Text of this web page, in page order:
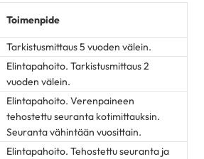
Toimenpide
Tarkistusmittaus 5 vuoden välein.
Elintapahoito. Tarkistusmittaus 2
vuoden välein.
Elintapahoito. Verenpaineen
tehostettu seuranta kotimittauksin.
Seuranta vähintään vuosittain.
Elintapahoito. Tehostettu seuranta ja